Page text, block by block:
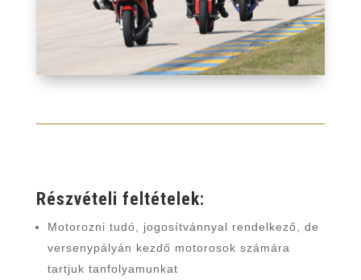
Részvételi feltételek:
Motorozni tudó, jogosítvánnyal rendelkező, de
versenypályán kezdő motorosok számára
tartjuk tanfolyamunkat